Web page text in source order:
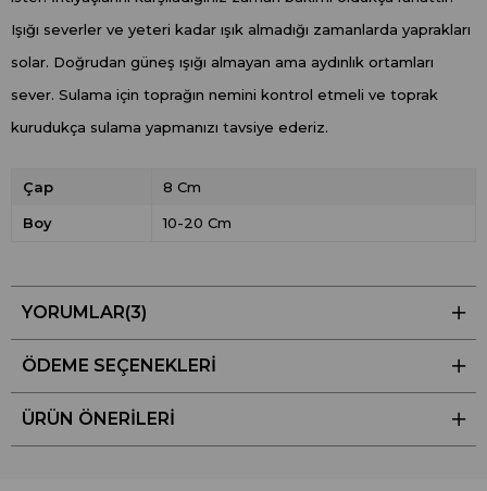
Işığı severler ve yeteri kadar ışık almadığı zamanlarda yaprakları
solar. Doğrudan güneş ışığı almayan ama aydınlık ortamları
sever. Sulama için toprağın nemini kontrol etmeli ve toprak
kurudukça sulama yapmanızı tavsiye ederiz.
Çap 8 Cm
Boy 10-20 Cm
YORUMLAR(3)
ÖDEME SEÇENEKLERI
ÜRÜN ÖNERILERI